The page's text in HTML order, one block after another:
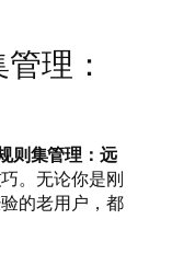
理：
则集管理：远
。无论你是刚
的老用户，都